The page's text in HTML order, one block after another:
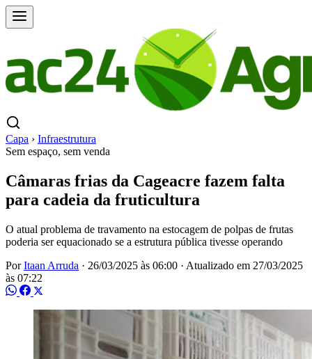
Capa › Infraestrutura
Sem espaço, sem venda
Câmaras frias da Cageacre fazem falta
para cadeia da fruticultura
O atual problema de travamento na estocagem de polpas de frutas
poderia ser equacionado se a estrutura pública tivesse operando
PorItaan Arruda · 26/03/2025 às 06:00 · Atualizado em 27/03/2025
às 07:22